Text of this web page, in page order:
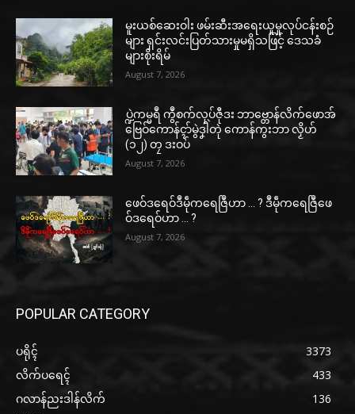
မူးယစ်ဆေးဝါး ဖမ်းဆီးအရေးယူမှုလုပ်ငန်းစဉ်
များ ရှင်းလင်းပြတ်သားမှုမရှိသဖြင့် ဒေသခံ
များစိုးရိမ်
August 7, 2026
ပ္ဍဲကမ္မရဳ ကွဳစက်လုပ်ဇီုဒး ဘာဗ္တောန်လိက်ဖောအ်
ဗြေဝ်ကောန်ၚာ်မွဲဒၞါဲတုဲ ကောန်ကွးဘာ လၟိဟ်
(၁၂) တၠ ဒးဝပ်
August 7, 2026
ဖေဝ်ဒရေဝ်ဒဳမဵုကရေဇြဳဟာ … ? ဒဳမဵုကရေဇြဳဖေ
ဝ်ဒရေဝ်ဟာ … ?
August 7, 2026
POPULAR CATEGORY
ပရိုၚ်
3373
လိက်ပရေၚ်
433
ဂလာန်ညးဒါန်လိက်
136